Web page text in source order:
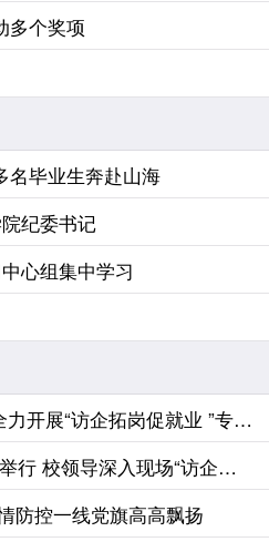
多个奖项
名毕业生奔赴山海
纪委书记
心组集中学习
凝心聚力 合作共赢 我校全力开展“访企拓岗促就业 ”专项行动
2022届毕业生校园招聘会举行 校领导深入现场“访企拓岗”
防控一线党旗高高飘扬